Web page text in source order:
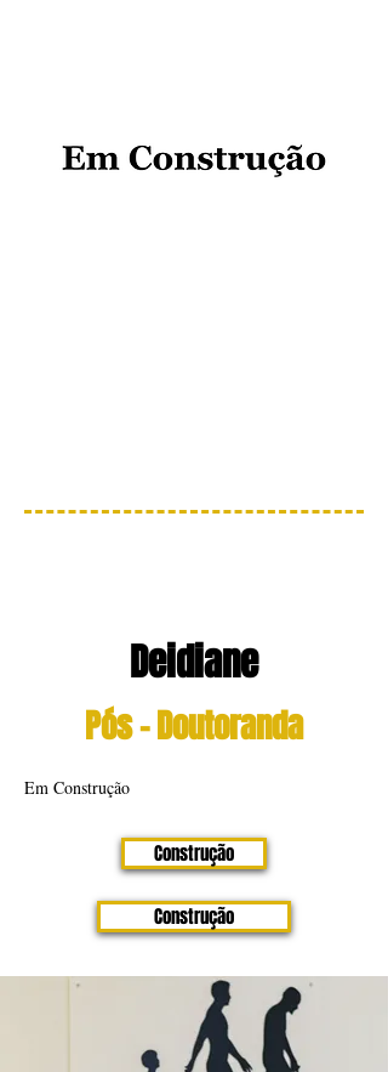
Deidiane
Pós - Doutoranda
Em Construção
Construção
Construção